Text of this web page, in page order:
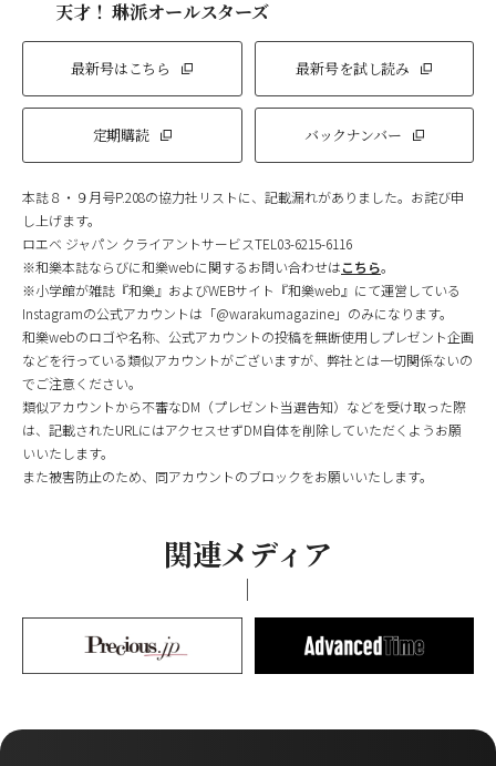
天才！ 琳派オールスターズ
最新号はこちら 最新号を試し読み
定期購読 バックナンバー
本誌８・９月号P.208の協力社リストに、記載漏れがありました。お詫び申
し上げます。
ロエベ ジャパン クライアントサービスTEL03-6215-6116
※和樂本誌ならびに和樂webに関するお問い合わせはこちら。
※小学館が雑誌『和樂』およびWEBサイト『和樂web』にて運営している
Instagramの公式アカウントは「@warakumagazine」のみになります。
和樂webのロゴや名称、公式アカウントの投稿を無断使用しプレゼント企画
などを行っている類似アカウントがございますが、弊社とは一切関係ないの
でご注意ください。
類似アカウントから不審なDM（プレゼント当選告知）などを受け取った際
は、記載されたURLにはアクセスせずDM自体を削除していただくようお願
いいたします。
また被害防止のため、同アカウントのブロックをお願いいたします。
関連メディア